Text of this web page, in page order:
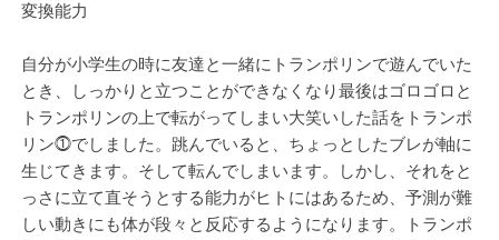
変換能力
自分が小学生の時に友達と一緒にトランポリンで遊んでいた
とき、しっかりと立つことができなくなり最後はゴロゴロと
トランポリンの上で転がってしまい大笑いした話をトランポ
リン⓵でしました。跳んでいると、ちょっとしたブレが軸に
生じてきます。そして転んでしまいます。しかし、それをと
っさに立て直そうとする能力がヒトにはあるため、予測が難
しい動きにも体が段々と反応するようになります。トランポ